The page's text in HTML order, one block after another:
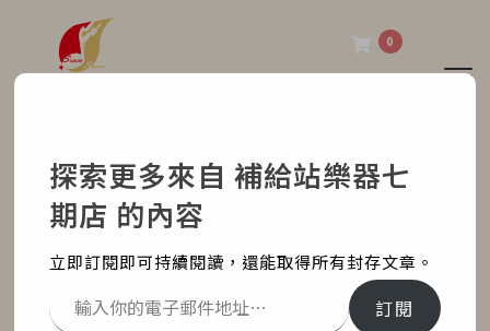
0
VAD506 X 賴小不 音色示
範影片
最新消息
探索更多來自 補給站樂器七
期店 的內容
立即訂閱即可持續閱讀，還能取得所有封存文章。
訂閱